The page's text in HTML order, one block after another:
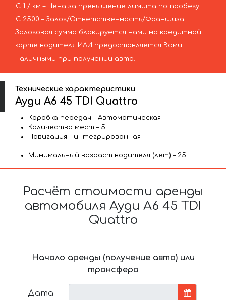
€ 1 / км – Цена за превышение лимита по пробегу
€ 2500 – Залог/Ответственность/Франшиза.
Залоговая сумма блокируется нами на кредитной
карте водителя ИЛИ предоставляется Вами
наличными при получении авто.
Технические характеристики
Ауди A6 45 TDI Quattro
Коробка передач – Автоматическая
Количество мест – 5
Навигация – интегрированная
Минимальный возраст водителя (лет) – 25
Расчёт стоимости аренды
автомобиля Ауди A6 45 TDI
Quattro
Начало аренды (получение авто) или
трансфера
Дата